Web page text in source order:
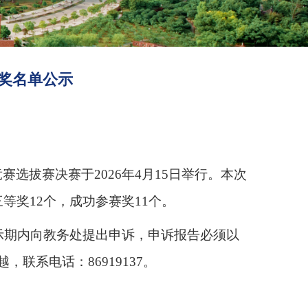
名单公示
选拔赛决赛于2026年4月 15日举行。本次
等奖12个，成功参赛奖11个。
内向教务处提出申诉，申诉报告必须以
，联系电话： 86919137。